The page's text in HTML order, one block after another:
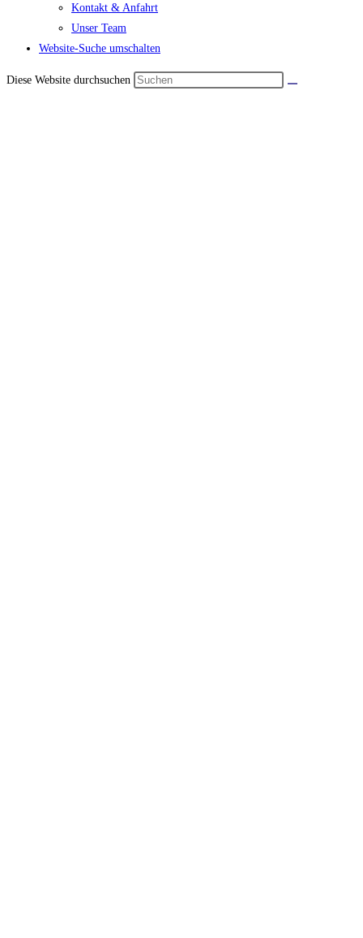
Kontakt & Anfahrt
Unser Team
Website-Suche umschalten
Diese Website durchsuchen